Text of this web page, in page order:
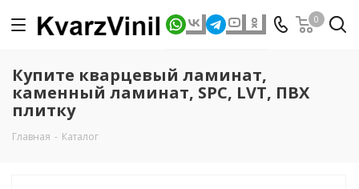
0
Купите кварцевый ламинат,
каменный ламинат, SPC, LVT, ПВХ
плитку
Главная - Каталог